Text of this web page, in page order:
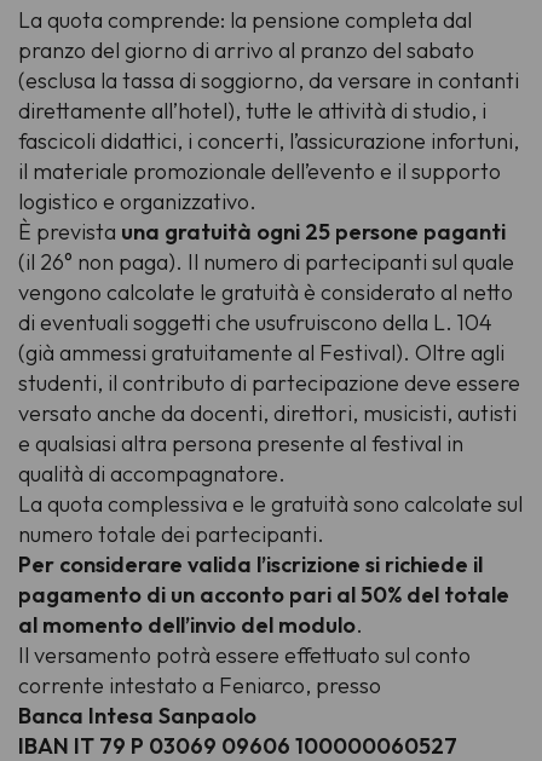
La quota comprende: la pensione completa dal
pranzo del giorno di arrivo al pranzo del sabato
(esclusa la tassa di soggiorno, da versare in contanti
direttamente all’hotel), tutte le attività di studio, i
fascicoli didattici, i concerti, l’assicurazione infortuni,
il materiale promozionale dell’evento e il supporto
logistico e organizzativo.
È prevista una gratuità ogni 25 persone paganti
(il 26° non paga). Il numero di partecipanti sul quale
vengono calcolate le gratuità è considerato al netto
di eventuali soggetti che usufruiscono della L. 104
(già ammessi gratuitamente al Festival). Oltre agli
studenti, il contributo di partecipazione deve essere
versato anche da docenti, direttori, musicisti, autisti
e qualsiasi altra persona presente al festival in
qualità di accompagnatore.
La quota complessiva e le gratuità sono calcolate sul
numero totale dei partecipanti.
Per considerare valida l’iscrizione si richiede il
pagamento di un acconto pari al 50% del totale
al momento dell’invio del modulo.
Il versamento potrà essere effettuato sul conto
corrente intestato a Feniarco, presso
Banca Intesa Sanpaolo
IBAN IT 79 P 03069 09606 100000060527